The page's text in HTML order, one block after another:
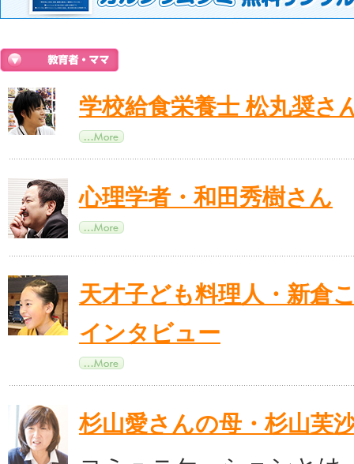
学校給食栄養士 松丸奨さ
心理学者・和田秀樹さん
天才子ども料理人・新倉
インタビュー
杉山愛さんの母・杉山芙